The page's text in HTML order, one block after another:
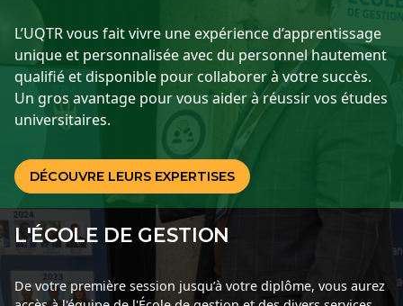
L’UQTR vous fait vivre une expérience d’apprentissage
unique et personnalisée avec du personnel hautement
qualifié et disponible pour collaborer à votre succès.
Un gros avantage pour vous aider à réussir vos études
universitaires.
DÉCOUVRE LEURS EXPERTISES
L'ÉCOLE DE GESTION
De votre première session jusqu’à votre diplôme, vous aurez